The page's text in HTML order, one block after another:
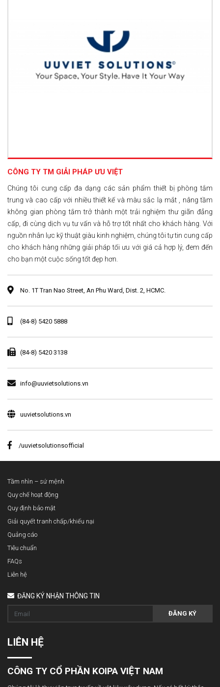
CÔNG TY TM GIẢI PHÁP ƯU VIỆT
Chúng tôi cung cấp đa dạng các sản phẩm thiết bị phòng tắm
trung và cao cấp với nhiều thiết kế và màu sắc lạ mắt , nâng tầm
không gian phòng tắm trở thành một trải nghiệm thư giãn đẳng
cấp, đi cùng dịch vụ tư vấn và hỗ trợ tốt nhất cho khách hàng. Với
nguồn nhân lực kỹ thuật giàu kinh nghiệm, chúng tôi tự tin cung cấp
cho khách hàng những giải pháp tối ưu với giá cả hợp lý, đem đến
cho bạn một cuộc sống tốt đẹp hơn.
No. 1T Tran Nao Street, An Phu Ward, Dist. 2, HCMC.
(84-8) 5420 5888
(84-8) 5420 3138
info@uuvietsolutions.vn
uuvietsolutions.vn
/uuvietsolutionsofficial
Tầm nhìn – sứ mệnh
Quy chế hoạt động
Quy định bảo mật
Giải quyết tranh chấp/khiếu nại
Quảng cáo
Tiêu chuẩn
FAQs
Liên hệ
ĐĂNG KÝ NHẬN THÔNG TIN
ĐĂNG KÝ
LIÊN HỆ
CÔNG TY CỔ PHẦN KOIPA VIỆT NAM